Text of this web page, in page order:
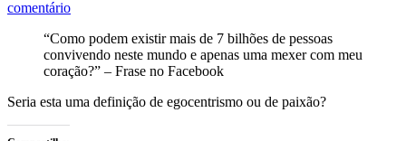
comentário
“Como podem existir mais de 7 bilhões de pessoas
convivendo neste mundo e apenas uma mexer com meu
coração?” – Frase no Facebook
Seria esta uma definição de egocentrismo ou de paixão?